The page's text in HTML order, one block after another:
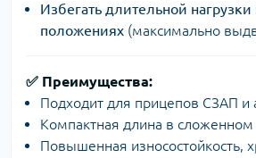
Избегать длительной
положениях (максимально
✅ Преимущества:
Подходит для прицепов СЗАП и
Компактная длина в сложенном
Повышенная износостойкость,